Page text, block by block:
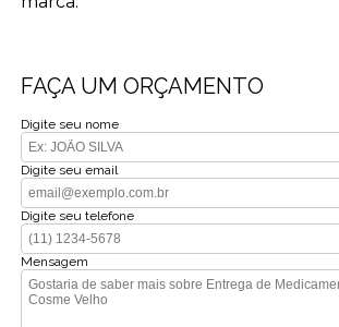
FAÇA UM ORÇAMENTO
Digite seu nome
Digite seu email
Digite seu telefone
Mensagem